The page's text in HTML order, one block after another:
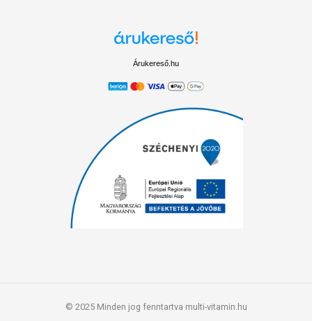
Árukereső.hu
© 2025 Minden jog fenntartva multi-vitamin.hu